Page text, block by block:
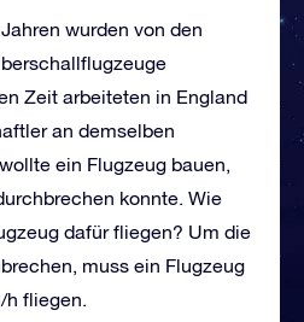
wurden von den
Zeit arbeiteten in England
an demselben
ein Flugzeug bauen,
konnte. Wie
dafür fliegen? Um die
muss ein Flugzeug
h fliegen.